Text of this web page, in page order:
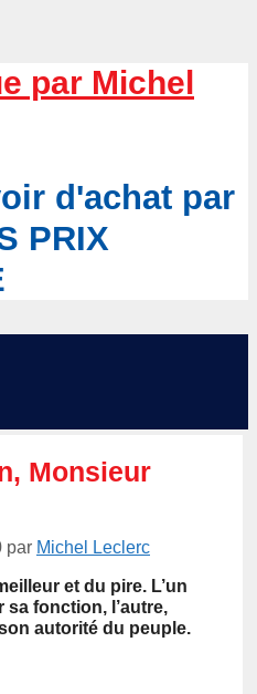
par Michel
d'achat par
PRIX
Monsieur
par Michel Leclerc
et du pire. L’un
fonction, l’autre,
autorité du peuple.